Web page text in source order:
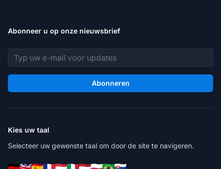
Abonneer u op onze nieuwsbrief
E-mailadres
Abonneren
Kies uw taal
Selecteer uw gewenste taal om door de site te navigeren.